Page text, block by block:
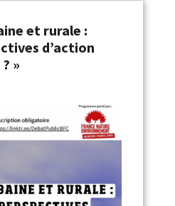
et rurale :
d’action
»